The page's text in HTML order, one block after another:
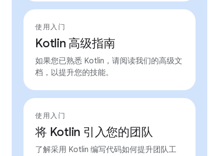
使用入门
Kotlin 高级指南
如果您已熟悉 Kotlin，请阅读我们的高级文
档，以提升您的技能。
使用入门
将 Kotlin 引入您的团队
了解采用 Kotlin 编写代码如何提升团队工